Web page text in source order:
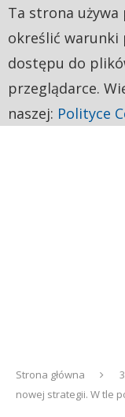
Strona główna
nowej strategii. W tle
Ta strona używa
określić warunki
dostępu do
przeglądarce.
naszej: Polityce